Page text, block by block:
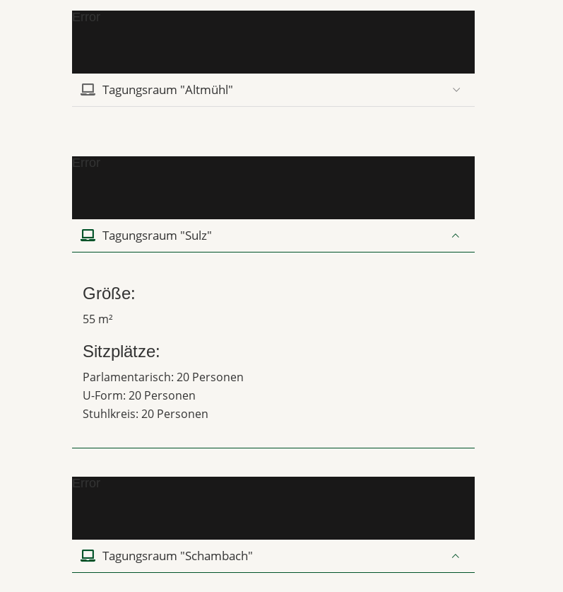
Error
Tagungsraum "Altmühl"
Error
Tagungsraum "Sulz"
Größe:
55 m²
Sitzplätze:
Parlamentarisch: 20 Personen
U-Form: 20 Personen
Stuhlkreis: 20 Personen
Error
Tagungsraum "Schambach"